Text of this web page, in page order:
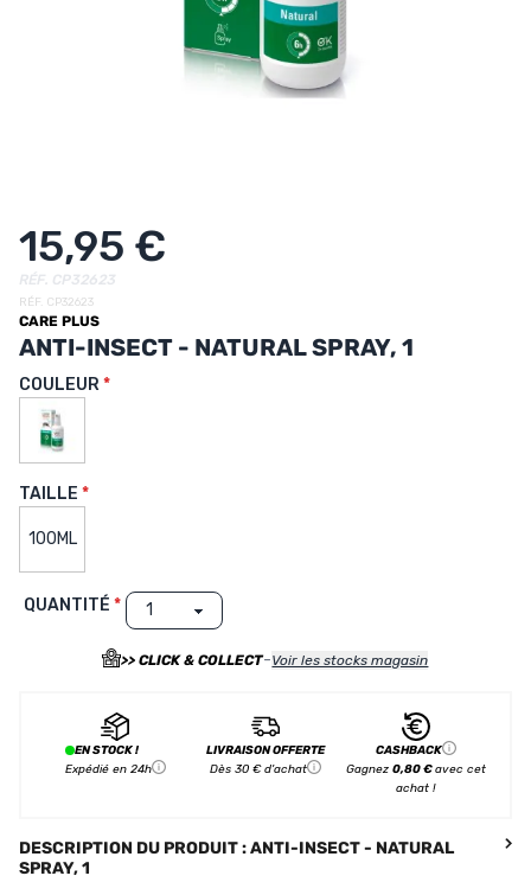
MES FAVORIS
LE BLOG DES TONTONS
CONTACT
15,95 €
RÉF. CP32623
RÉF. CP32623
CARE PLUS
ANTI-INSECT - NATURAL SPRAY, 1
COULEUR
TAILLE
100ML
QUANTITÉ
>> CLICK & COLLECT-Voir les stocks magasin
EN STOCK !
Expédié en 24h
LIVRAISON OFFERTE
Dès 30 € d'achat
CASHBACK
Gagnez 0,80 €avec cet
achat !
DESCRIPTION DU PRODUIT : ANTI-INSECT - NATURAL
SPRAY, 1